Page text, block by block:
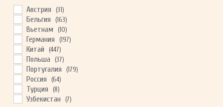
Австрия
(31)
Бельгия (163)
Вьетнам (10)
Германия (197)
Китай (447)
Польша (37)
Португалия (179)
Россия (64)
Турция (8)
Узбекистан (7)